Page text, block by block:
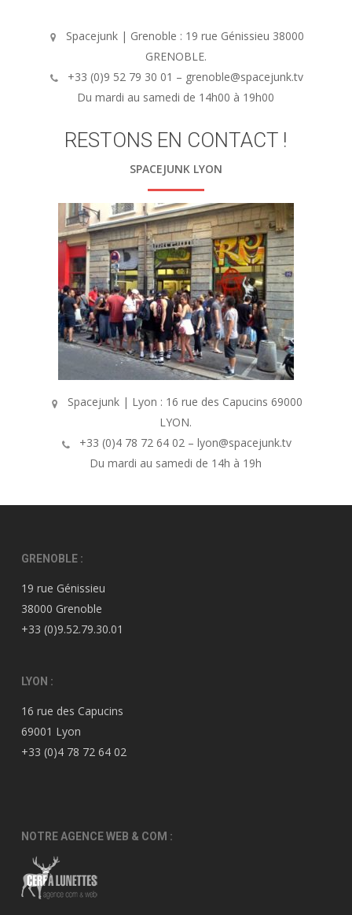
Spacejunk | Grenoble : 19 rue Génissieu 38000
GRENOBLE.
+33 (0)9 52 79 30 01 – grenoble@spacejunk.tv
Du mardi au samedi de 14h00 à 19h00
RESTONS EN CONTACT !
SPACEJUNK LYON
Spacejunk | Lyon : 16 rue des Capucins 69000
LYON.
+33 (0)4 78 72 64 02 – lyon@spacejunk.tv
Du mardi au samedi de 14h à 19h
GRENOBLE :
19 rue Génissieu
38000 Grenoble
+33 (0)9.52.79.30.01
LYON :
16 rue des Capucins
69001 Lyon
+33 (0)4 78 72 64 02
NOTRE AGENCE WEB & COM :